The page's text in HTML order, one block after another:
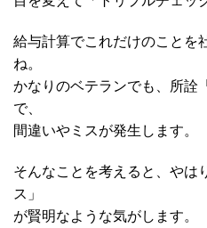
給与計算でこれだけのことを
ね。
かなりのベテランでも、所詮
で、
間違いやミスが発生します。
そんなことを考えると、やは
ス」
が賢明なような気がします。